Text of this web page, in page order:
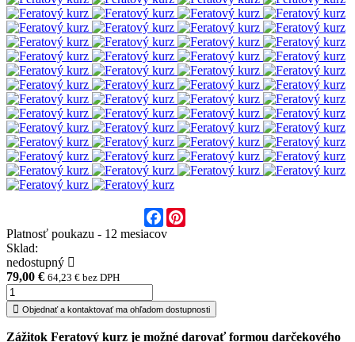
Facebook
Platnosť poukazu - 12 mesiacov
Sklad:
nedostupný
79,00 € 64,23 € bez DPH
Objednať a kontaktovať ma ohľadom dostupnosti
Zážitok Feratový kurz je možné darovať formou darčekového